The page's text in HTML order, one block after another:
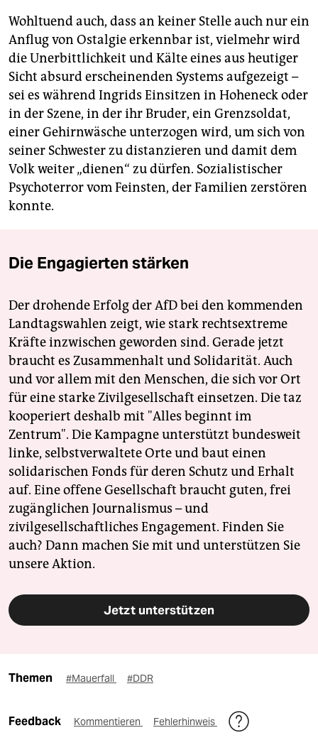
Wohltuend auch, dass an keiner Stelle auch nur ein
Anflug von Ostalgie erkennbar ist, vielmehr wird
die Unerbittlichkeit und Kälte eines aus heutiger
Sicht absurd erscheinenden Systems aufgezeigt –
sei es während Ingrids Einsitzen in Hoheneck oder
in der Szene, in der ihr Bruder, ein Grenzsoldat,
einer Gehirnwäsche unterzogen wird, um sich von
seiner Schwester zu distanzieren und damit dem
Volk weiter „dienen“ zu dürfen. Sozialistischer
Psychoterror vom Feinsten, der Familien zerstören
konnte.
Die Engagierten stärken
Der drohende Erfolg der AfD bei den kommenden
Landtagswahlen zeigt, wie stark rechtsextreme
Kräfte inzwischen geworden sind. Gerade jetzt
braucht es Zusammenhalt und Solidarität. Auch
und vor allem mit den Menschen, die sich vor Ort
für eine starke Zivilgesellschaft einsetzen. Die taz
kooperiert deshalb mit "Alles beginnt im
Zentrum". Die Kampagne unterstützt bundesweit
linke, selbstverwaltete Orte und baut einen
solidarischen Fonds für deren Schutz und Erhalt
auf. Eine offene Gesellschaft braucht guten, frei
zugänglichen Journalismus – und
zivilgesellschaftliches Engagement. Finden Sie
auch? Dann machen Sie mit und unterstützen Sie
unsere Aktion.
Jetzt unterstützen
Themen #Mauerfall #DDR
Feedback Kommentieren Fehlerhinweis